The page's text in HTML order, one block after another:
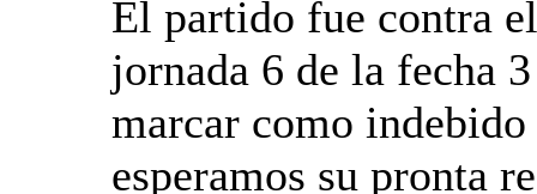
El partido fue contra
jornada 6 de la fecha
marcar como
esperamos su pronta